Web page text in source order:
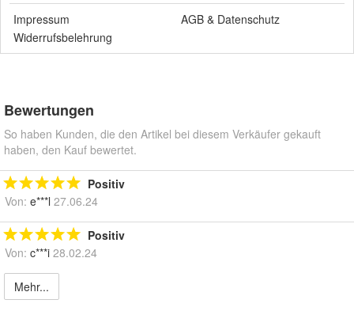
Impressum
AGB & Datenschutz
Widerrufsbelehrung
Bewertungen
So haben Kunden, die den Artikel bei diesem Verkäufer gekauft
haben, den Kauf bewertet.
Positiv
Von: e***l 27.06.24
Positiv
Von: c***i 28.02.24
Mehr...